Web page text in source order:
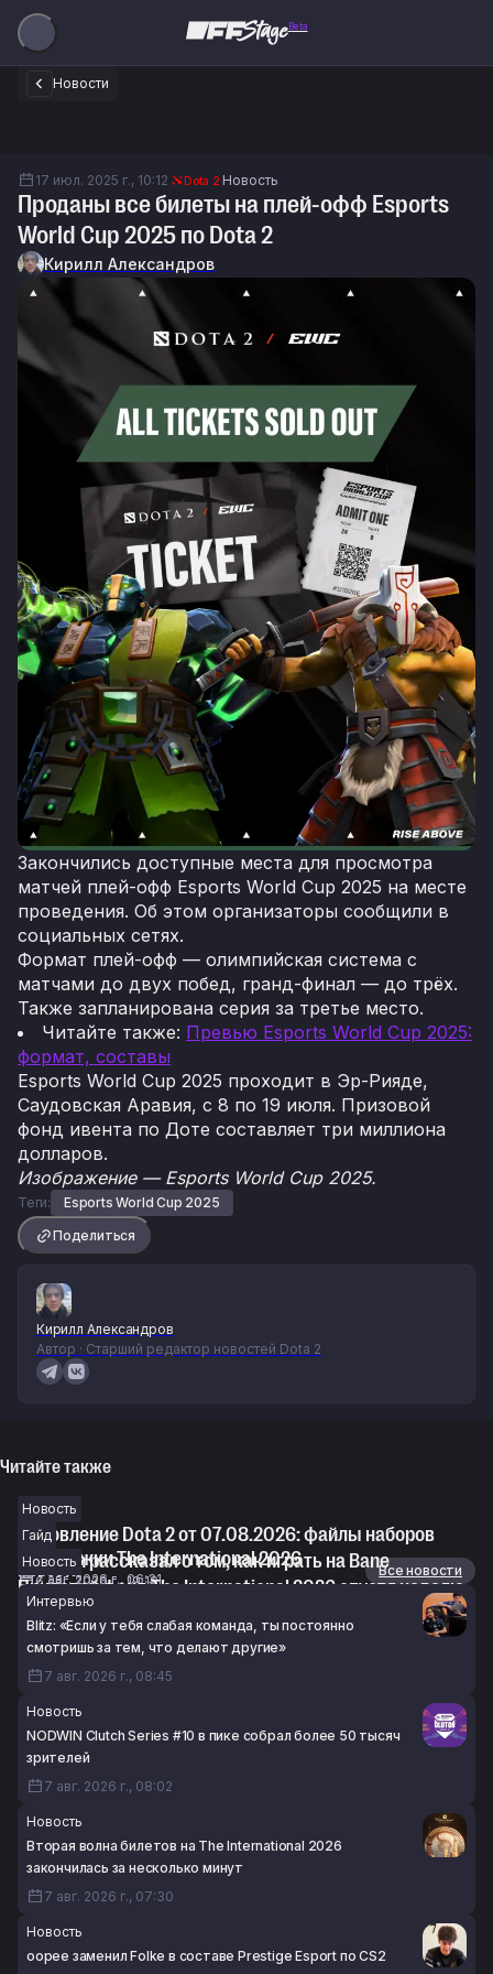
Beta
Новости
17 июл. 2025 г., 10:12 Dota 2 Новость
Проданы все билеты на плей-офф Esports
World Cup 2025 по Dota 2
Кирилл Александров
Закончились доступные места для просмотра
матчей плей-офф Esports World Cup 2025 на месте
проведения. Об этом организаторы сообщили в
социальных сетях.
Формат плей-офф — олимпийская система с
матчами до двух побед, гранд-финал — до трёх.
Также запланирована серия за третье место.
Читайте также: Превью Esports World Cup 2025:
формат, составы
Esports World Cup 2025 проходит в Эр-Рияде,
Саудовская Аравия, с 8 по 19 июля. Призовой
фонд ивента по Доте составляет три миллиона
долларов.
Изображение — Esports World Cup 2025.
Теги:
Esports World Cup 2025
Поделиться
Кирилл Александров
Автор · Старший редактор новостей Dota 2
Читайте также
Новость
Обновление Dota 2 от 07.08.2026: файлы наборов
поддержки The International 2026
7 авг. 2026 г., 06:31
Гайд
Fishman рассказал о том, как играть на Bane
6 авг. 2026 г., 19:18
Новость
Призовой фонд The International 2026 спустя неделю
продаж наборов достиг $2 617 138
6 авг. 2026 г., 18:48
Новости
Все новости
Интервью
Blitz: «Если у тебя слабая команда, ты постоянно
смотришь за тем, что делают другие»
7 авг. 2026 г., 08:45
Новость
NODWIN Clutch Series #10 в пике собрал более 50 тысяч
зрителей
7 авг. 2026 г., 08:02
Новость
Вторая волна билетов на The International 2026
закончилась за несколько минут
7 авг. 2026 г., 07:30
Новость
oopee заменил Folke в составе Prestige Esport по CS2